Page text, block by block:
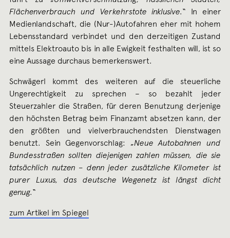
Flächenverbrauch und Verkehrstote inklusive.“ In einer
Medienlandschaft, die (Nur-)Autofahren eher mit hohem
Lebensstandard verbindet und den derzeitigen Zustand
mittels Elektroauto bis in alle Ewigkeit festhalten will, ist so
eine Aussage durchaus bemerkenswert.
Schwägerl kommt des weiteren auf die steuerliche
Ungerechtigkeit zu sprechen – so bezahlt jeder
Steuerzahler die Straßen, für deren Benutzung derjenige
den höchsten Betrag beim Finanzamt absetzen kann, der
den größten und vielverbrauchendsten Dienstwagen
benutzt. Sein Gegenvorschlag: „Neue Autobahnen und
Bundesstraßen sollten diejenigen zahlen müssen, die sie
tatsächlich nutzen – denn jeder zusätzliche Kilometer ist
purer Luxus, das deutsche Wegenetz ist längst dicht
genug.“
zum Artikel im Spiegel